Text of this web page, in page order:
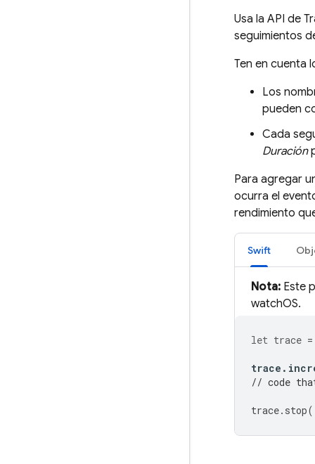
Usa la API de
seguimientos
Ten en cuenta
Los
pueden
Cada
Duración
Para agregar
ocurra el
rendimiento
Swift
Nota: Este
watchOS.
let trace =
trace .
// code
trace. stop